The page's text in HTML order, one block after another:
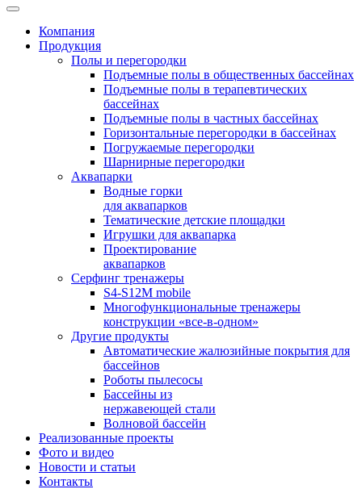
Компания
Продукция
Полы и перегородки
Подъемные полы в общественных бассейнах
Подъемные полы в терапевтических
бассейнах
Подъемные полы в частных бассейнах
Горизонтальные перегородки в бассейнах
Погружаемые перегородки
Шарнирные перегородки
Аквапарки
Водные горки
для аквапарков
Тематические детские площадки
Игрушки для аквапарка
Проектирование
аквапарков
Серфинг тренажеры
S4-S12M mobile
Многофункциональные тренажеры
конструкции «все-в-одном»
Другие продукты
Автоматические жалюзийные покрытия для
бассейнов
Роботы пылесосы
Бассейны из
нержавеющей стали
Волновой бассейн
Реализованные проекты
Фото и видео
Новости и статьи
Контакты